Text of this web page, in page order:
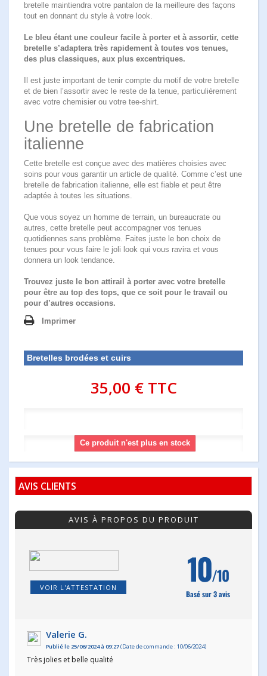
bretelle maintiendra votre pantalon de la meilleure des façons
tout en donnant du style à votre look.
Le bleu étant une couleur facile à porter et à assortir, cette
bretelle s’adaptera très rapidement à toutes vos tenues,
des plus classiques, aux plus excentriques.
Il est juste important de tenir compte du motif de votre bretelle
et de bien l’assortir avec le reste de la tenue, particulièrement
avec votre chemisier ou votre tee-shirt.
Une bretelle de fabrication
italienne
Cette bretelle est conçue avec des matières choisies avec
soins pour vous garantir un article de qualité. Comme c’est une
bretelle de fabrication italienne, elle est fiable et peut être
adaptée à toutes les situations.
Que vous soyez un homme de terrain, un bureaucrate ou
autres, cette bretelle peut accompagner vos tenues
quotidiennes sans problème. Faites juste le bon choix de
tenues pour vous faire le joli look qui vous ravira et vous
donnera un look tendance.
Trouvez juste le bon attirail à porter avec votre bretelle
pour être au top des tops, que ce soit pour le travail ou
pour d’autres occasions.
Imprimer
Bretelles brodées et cuirs
35,00 €TTC
Ce produit n'est plus en stock
AVIS CLIENTS
AVIS À PROPOS DU PRODUIT
VOIR L'ATTESTATION 10/10
Basé sur 3 avis
Valerie G.
Publié le 25/06/2024 à 09:27(Date de commande : 10/06/2024)
Très jolies et belle qualité